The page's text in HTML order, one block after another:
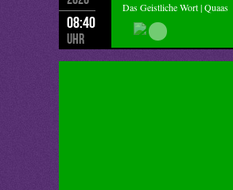
08:40
Uhr
Das Geistliche Wort | Quaas